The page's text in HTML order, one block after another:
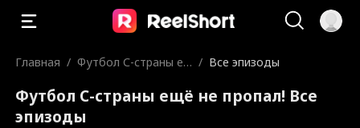
Главная / Футбол C-страны е
/ Все эпизоды
Футбол C-страны ещё не пропал! Все
эпизоды